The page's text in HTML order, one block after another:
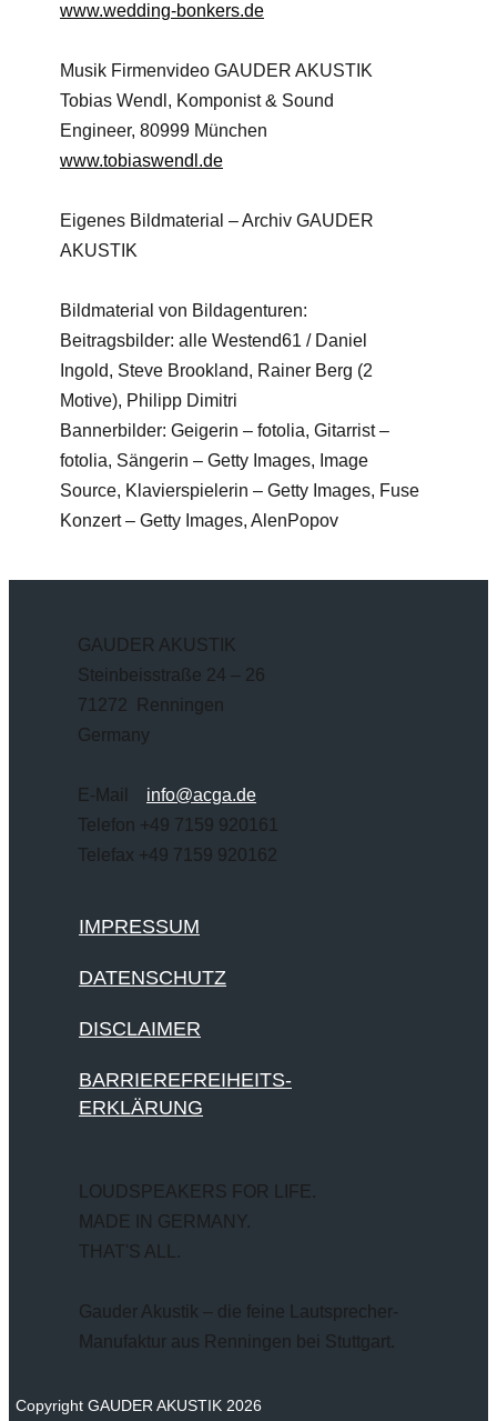
www.wedding-bonkers.de
Musik Firmenvideo GAUDER AKUSTIK
Tobias Wendl, Komponist & Sound
Engineer, 80999 München
www.tobiaswendl.de
Eigenes Bildmaterial – Archiv GAUDER
AKUSTIK
Bildmaterial von Bildagenturen:
Beitragsbilder: alle Westend61 / Daniel
Ingold, Steve Brookland, Rainer Berg (2
Motive), Philipp Dimitri
Bannerbilder: Geigerin – fotolia, Gitarrist –
fotolia, Sängerin – Getty Images, Image
Source, Klavierspielerin – Getty Images, Fuse
Konzert – Getty Images, AlenPopov
GAUDER AKUSTIK
Steinbeisstraße 24 – 26
71272 Renningen
Germany
E-Mail info@acga.de
Telefon +49 7159 920161
Telefax +49 7159 920162
IMPRESSUM
DATENSCHUTZ
DISCLAIMER
BARRIEREFREIHEITS-
ERKLÄRUNG
LOUDSPEAKERS FOR LIFE.
MADE IN GERMANY.
THAT'S ALL.
Gauder Akustik – die feine Lautsprecher-
Manufaktur aus Renningen bei Stuttgart.
Copyright GAUDER AKUSTIK 2026